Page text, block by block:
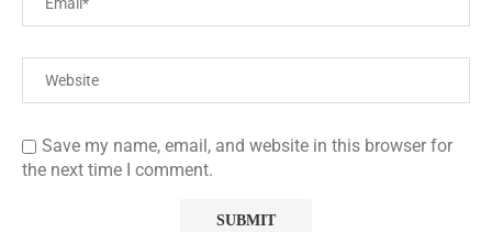
Save my name, email, and website in this browser for
the next time I comment.